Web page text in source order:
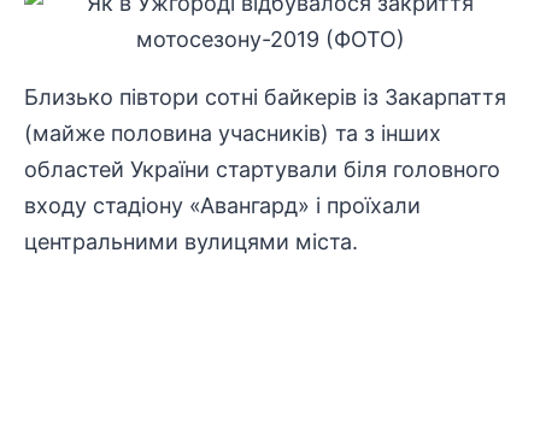
Близько півтори сотні байкерів із Закарпаття
(майже половина учасників) та з інших
областей України стартували біля головного
входу стадіону «Авангард» і проїхали
центральними вулицями міста.